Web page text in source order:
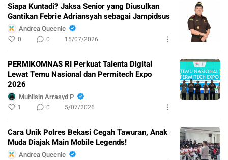
Siapa Kuntadi? Jaksa Senior yang Diusulkan
Gantikan Febrie Adriansyah sebagai Jampidsus
Andrea Queenie
0 0 15/07/2026
PERMIKOMNAS RI Perkuat Talenta Digital
Lewat Temu Nasional dan Permitech Expo
2026
Muhlisin Arrasyd P
1 0 5/07/2026
Cara Unik Polres Bekasi Cegah Tawuran, Anak
Muda Diajak Main Mobile Legends!
Andrea Queenie